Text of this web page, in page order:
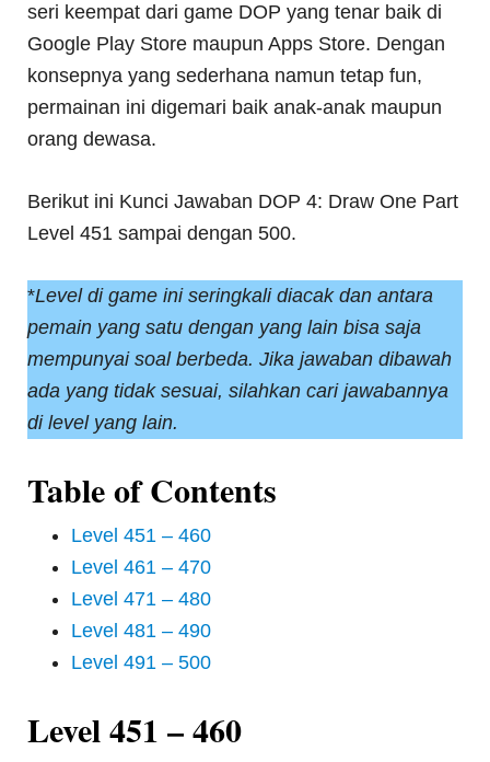
seri keempat dari game DOP yang tenar baik di
Google Play Store maupun Apps Store. Dengan
konsepnya yang sederhana namun tetap fun,
permainan ini digemari baik anak-anak maupun
orang dewasa.
Berikut ini Kunci Jawaban DOP 4: Draw One Part
Level 451 sampai dengan 500.
*Level di game ini seringkali diacak dan antara
pemain yang satu dengan yang lain bisa saja
mempunyai soal berbeda. Jika jawaban dibawah
ada yang tidak sesuai, silahkan cari jawabannya
di level yang lain.
Table of Contents
Level 451 – 460
Level 461 – 470
Level 471 – 480
Level 481 – 490
Level 491 – 500
Level 451 – 460